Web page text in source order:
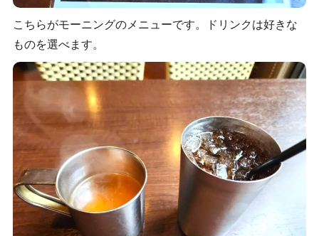
こちらがモーニングのメニューです。ドリンクは好きな
ものを選べます。